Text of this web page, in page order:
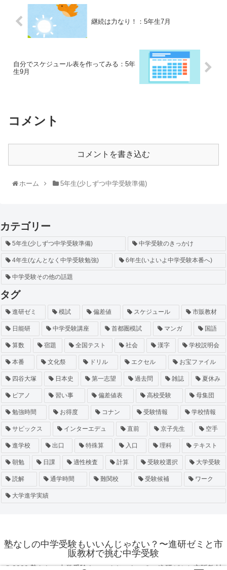
継続は力なり！：5年生7月
自分でスケジュール表を作ってみる：5年
生9月
コメント
コメントを書き込む
ホーム 5年生(少しずつ中学受験準備)
カテゴリー
5年生(少しずつ中学受験準備) 中学受験のきっかけ
4年生(なんとなく中学受験勉強) 6年生(いよいよ中学受験本番へ)
中学受験その他の話題
タグ
進研ゼミ 模試 偏差値 スケジュール 市販教材
日能研 中学受験講座 首都圏模試 マンガ 国語
算数 宿題 全国テスト 社会 漢字 学校説明会
本番 文化祭 ドリル エクセル お宝ファイル
四谷大塚 日本史 第一志望 過去問 雑誌 夏休み
ピアノ 習い事 偏差値表 高校受験 母集団
勉強時間 お得度 コナン 受験情報 学校情報
サピックス インターエデュ 直前 京子先生 空手
進学校 出口 特殊算 入口 理科 テキスト
朝勉 日課 適性検査 計算 受験校選択 大学受験
読解 通学時間 難関校 受験候補 ワーク
大学進学実績
塾なしの中学受験もいいんじゃない？〜進研ゼミと市
販教材で挑む中学受験
© 2020 塾なしの中学受験もいいんじゃない？〜進研ゼミと市販教材